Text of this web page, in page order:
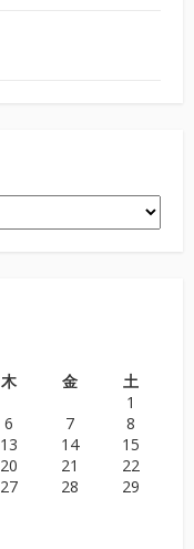
木 金
土
1
6 7
8
13 14
15
20 21
22
27 28
29